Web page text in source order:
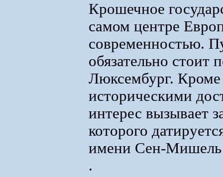
Крошечное
самом центре
современностью.
обязательно стоит
Люксембург. Кроме
историческими
интерес вызывает
которого
имени Сен-Мишель
.